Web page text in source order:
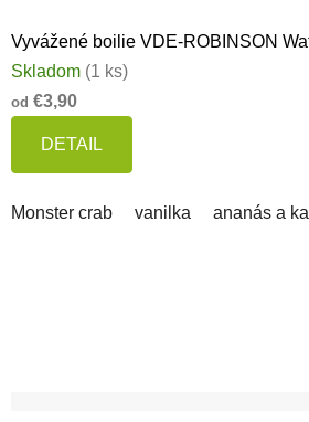
Vyvážené boilie VDE-ROBINSON
Skladom (1 ks)
od €3,90
DETAIL
Monster crab vanilka ananás a